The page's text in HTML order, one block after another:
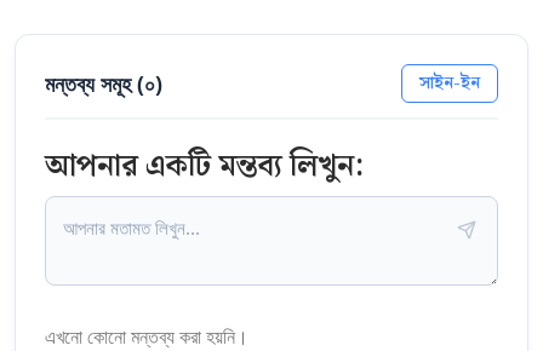
মন্তব্য সমূহ (০) সাইন-ইন
আপনার একটি মন্তব্য লিখুন:
এখনো কোনো মন্তব্য করা হয়নি।